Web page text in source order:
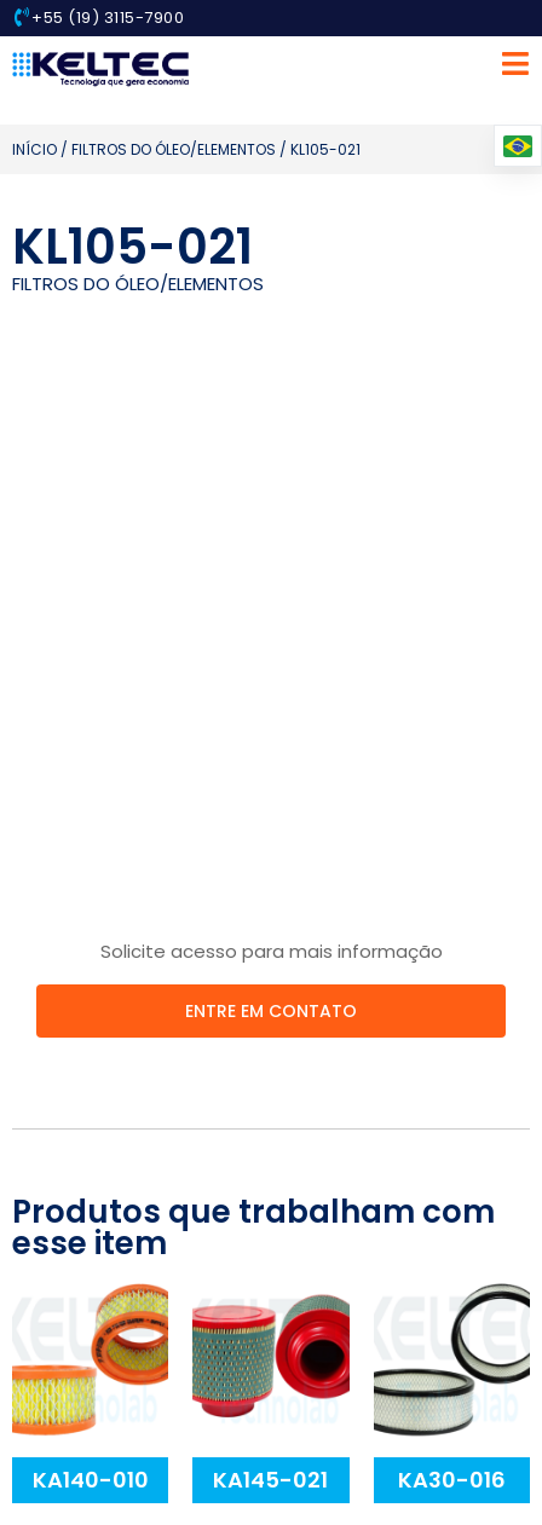
+55 (19) 3115-7900
INÍCIO / FILTROS DO ÓLEO/ELEMENTOS / KL105-021
KL105-021
FILTROS DO ÓLEO/ELEMENTOS
Solicite acesso para mais informação
ENTRE EM CONTATO
Produtos que trabalham com
esse item
KA140-010 KA145-021 KA30-016